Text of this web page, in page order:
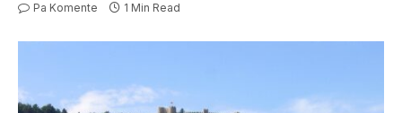
Pa Komente 1 Min Read